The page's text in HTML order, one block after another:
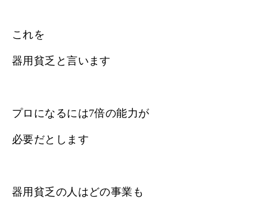
これを
器用貧乏と言います
プロになるには7倍の能力が
必要だとします
器用貧乏の人はどの事業も